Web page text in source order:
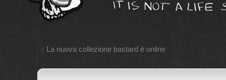
« La nuova collezione bastard è online